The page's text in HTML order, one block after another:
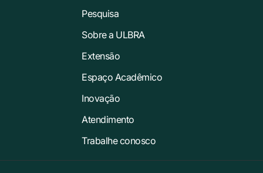
Pesquisa
Sobre a ULBRA
Extensão
Espaço Acadêmico
Inovação
Atendimento
Trabalhe conosco